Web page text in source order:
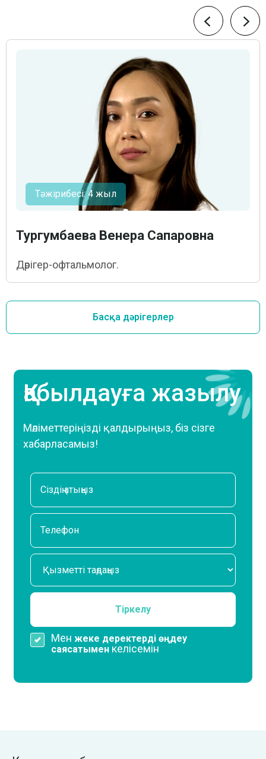
Тәжірибесі: 4 жыл
Тургумбаева Венера Сапаровна
Дәрігер-офтальмолог.
Басқа дәрігерлер
Қабылдауға жазылу
Мәліметтеріңізді қалдырыңыз, біз сізге
хабарласамыз!
Мен жеке деректерді өңдеу
саясатыменкелісемін